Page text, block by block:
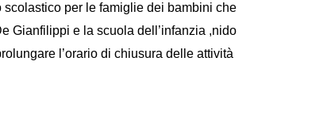
per le famiglie dei bambini che
Gianfilippi e la scuola dell’infanzia ,nido
l’orario di chiusura delle attività